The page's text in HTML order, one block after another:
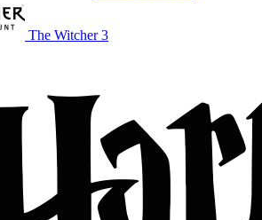
The Witcher 3